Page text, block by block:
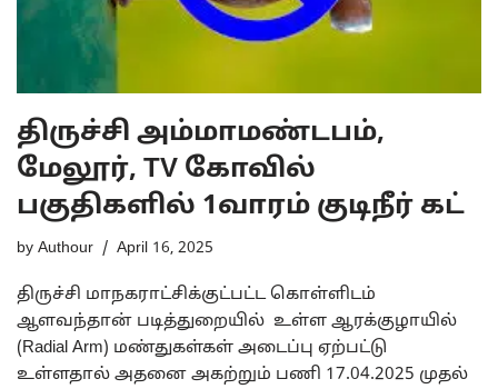
திருச்சி அம்மாமண்டபம்,
மேலூர், TV கோவில்
பகுதிகளில் 1வாரம் குடிநீர் கட்
by Authour April 16, 2025
திருச்சி மாநகராட்சிக்குட்பட்ட கொள்ளிடம்
ஆளவந்தான் படித்துறையில் உள்ள ஆரக்குழாயில்
(Radial Arm) மண்துகள்கள் அடைப்பு ஏற்பட்டு
உள்ளதால் அதனை அகற்றும் பணி 17.04.2025 முதல்